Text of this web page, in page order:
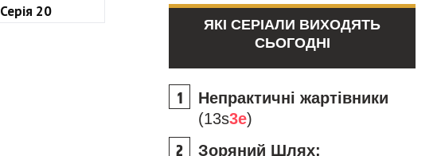
Серія 20
ЯКІ СЕРІАЛИ ВИХОДЯТЬ
СЬОГОДНІ
Непрактичні жартівники
(13s3e)
Зоряний Шлях: